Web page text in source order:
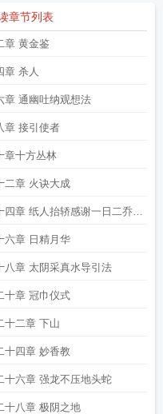
志怪世界的旁门道士txt八零
防盗志怪世界的旁门道士无防盗无
门道士无错版
旁门道士txt精校版
书网志怪世界的旁门道士笔趣阁
章节列表
章 黄金鉴
章 杀人
章 通幽吐纳观想法
章 接引使者
章十方丛林
二章 火诀大成
四章 纸人抬轿感谢一日二乔三
赏
六章 日精月华
八章 太阴采真水导引法
十章 冠巾仪式
十二章 下山
十四章 妙香教
十六章 强龙不压地头蛇
十八章 极阴之地